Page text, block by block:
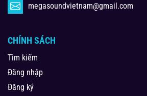
megasoundvietnam@gmail.com
CHÍNH SÁCH
Tìm kiếm
Đăng nhập
Đăng ký